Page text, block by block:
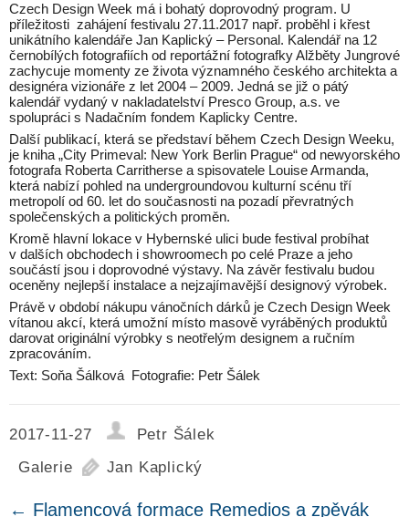
Czech Design Week má i bohatý doprovodný program. U
příležitosti zahájení festivalu 27.11.2017 např. proběhl i křest
unikátního kalendáře Jan Kaplický – Personal. Kalendář na 12
černobílých fotografiích od reportážní fotografky Alžběty Jungrové
zachycuje momenty ze života významného českého architekta a
designéra vizionáře z let 2004 – 2009. Jedná se již o pátý
kalendář vydaný v nakladatelství Presco Group, a.s. ve
spolupráci s Nadačním fondem Kaplicky Centre.
Další publikací, která se představí během Czech Design Weeku,
je kniha „City Primeval: New York Berlin Prague“ od newyorského
fotografa Roberta Carritherse a spisovatele Louise Armanda,
která nabízí pohled na undergroundovou kulturní scénu tří
metropolí od 60. let do současnosti na pozadí převratných
společenských a politických proměn.
Kromě hlavní lokace v Hybernské ulici bude festival probíhat
v dalších obchodech i showroomech po celé Praze a jeho
součástí jsou i doprovodné výstavy. Na závěr festivalu budou
oceněny nejlepší instalace a nejzajímavější designový výrobek.
Právě v období nákupu vánočních dárků je Czech Design Week
vítanou akcí, která umožní místo masově vyráběných produktů
darovat originální výrobky s neotřelým designem a ručním
zpracováním.
Text: Soňa Šálková Fotografie: Petr Šálek
2017-11-27
Petr Šálek
Galerie
Jan Kaplický
← Flamencová formace Remedios a zpěvák